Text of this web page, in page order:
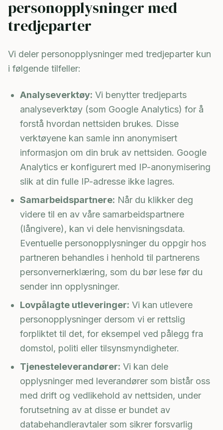
personopplysninger med
tredjeparter
Vi deler personopplysninger med tredjeparter kun
i følgende tilfeller:
Analyseverktøy: Vi benytter tredjeparts
analyseverktøy (som Google Analytics) for å
forstå hvordan nettsiden brukes. Disse
verktøyene kan samle inn anonymisert
informasjon om din bruk av nettsiden. Google
Analytics er konfigurert med IP-anonymisering
slik at din fulle IP-adresse ikke lagres.
Samarbeidspartnere: Når du klikker deg
videre til en av våre samarbeidspartnere
(långivere), kan vi dele henvisningsdata.
Eventuelle personopplysninger du oppgir hos
partneren behandles i henhold til partnerens
personvernerklæring, som du bør lese før du
sender inn opplysninger.
Lovpålagte utleveringer: Vi kan utlevere
personopplysninger dersom vi er rettslig
forpliktet til det, for eksempel ved pålegg fra
domstol, politi eller tilsynsmyndigheter.
Tjenesteleverandører: Vi kan dele
opplysninger med leverandører som bistår oss
med drift og vedlikehold av nettsiden, under
forutsetning av at disse er bundet av
databehandleravtaler som sikrer forsvarlig